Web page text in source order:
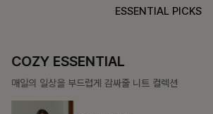
ESSENTIAL PICKS
COZY ESSENTIAL
매일의 일상을 부드럽게 감싸줄 니트 컬렉션